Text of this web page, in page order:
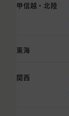
甲信越・北陸
東海
関西